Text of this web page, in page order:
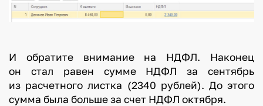
И обратите внимание на НДФЛ. Наконец
он стал равен сумме НДФЛ за сентябрь
из расчетного листка (2340 рублей). До этого
сумма была больше за счет НДФЛ октября.